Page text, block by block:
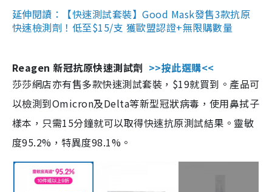
延伸閱讀：【快速測試套裝】Good Mask發售3款抗原
快速檢測劑！低至$15/支 獲歐盟認證+無限購數量
Reagen 新冠抗原快速測試劑 >>按此選購<<
莎莎網店亦有售多款快速測試套裝，$19就買到。產品可
以檢測到Omicron及Delta等新型冠狀病毒，使用鼻拭子
樣本，只需15分鐘就可以取得快速抗原測試結果。靈敏
度95.2%，特異度98.1%。